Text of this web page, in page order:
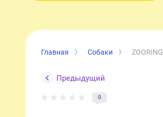
Главная Собаки
Предыдущий
0